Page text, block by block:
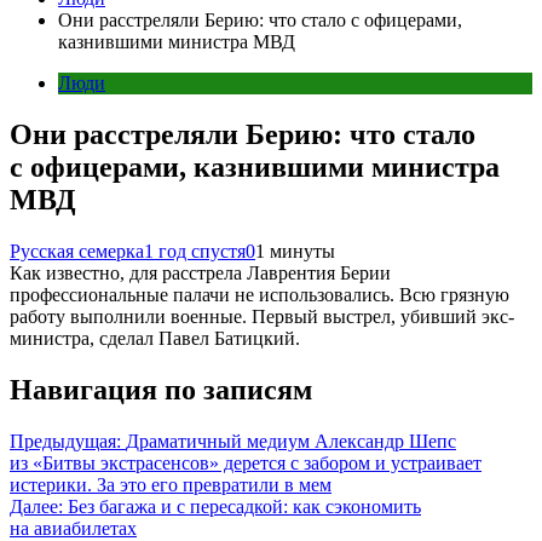
Они расстреляли Берию: что стало с офицерами,
казнившими министра МВД
Люди
Они расстреляли Берию: что стало
с офицерами, казнившими министра
МВД
Русская семерка1 год спустя01 минуты
Как известно, для расстрела Лаврентия Берии
профессиональные палачи не использовались. Всю грязную
работу выполнили военные. Первый выстрел, убивший экс-
министра, сделал Павел Батицкий.
Навигация по записям
Предыдущая: Драматичный медиум Александр Шепс
из «Битвы экстрасенсов» дерется с забором и устраивает
истерики. За это его превратили в мем
Далее: Без багажа и с пересадкой: как сэкономить
на авиабилетах